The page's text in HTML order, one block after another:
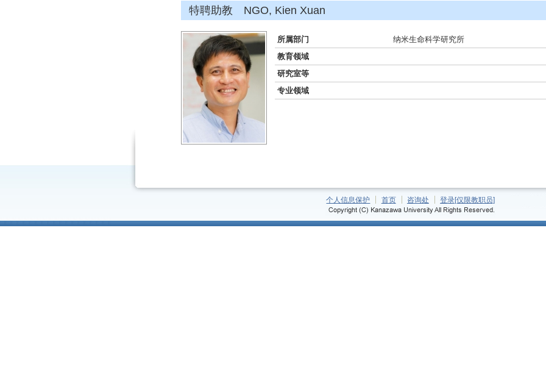
特聘助教 NGO, Kien Xuan
所属部门
纳米生命科学研究所
教育领域
研究室等
专业领域
个人信息保护 首页 咨询处 登录[仅限教职员]